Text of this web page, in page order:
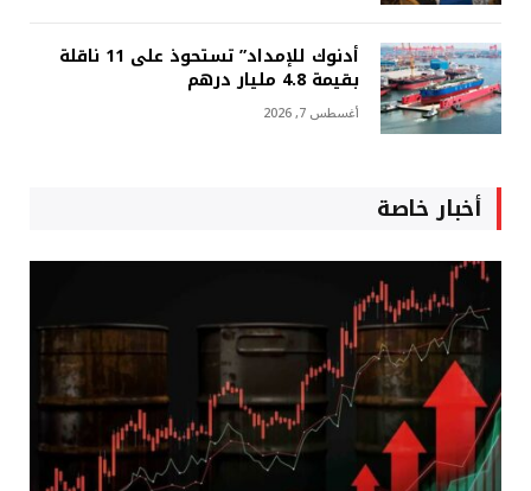
أدنوك للإمداد” تستحوذ على 11 ناقلة
بقيمة 4.8 مليار درهم
أغسطس 7, 2026
أخبار خاصة